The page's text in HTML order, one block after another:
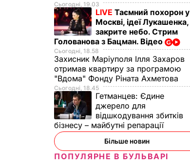
Сьогодні, 19.03
LIVE Таємний похорон у
Москві, ідеї Лукашенка,
закрите небо. Стрим
Голованова з Бацман. Відео
Сьогодні, 18.58
Захисник Маріуполя Ілля Захаров
отримав квартиру за програмою
"Вдома" Фонду Ріната Ахметова
Сьогодні, 18.45
Гетманцев: Єдине
джерело для
відшкодування збитків
бізнесу – майбутні репарації
Більше новин
ПОПУЛЯРНЕ В БУЛЬВАРІ